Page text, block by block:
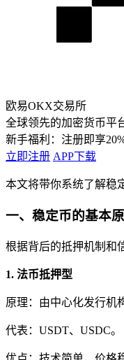
欧易OKX交易所
全球领先的加密货币平
新手福利： 注册即享
立即注册 APP下载
本文将带你系统了解稳
一、稳定币的基本
根据背后的抵押机制和
1. 法币抵押型
原理：由中心化发行机
代表：USDT、USDC。